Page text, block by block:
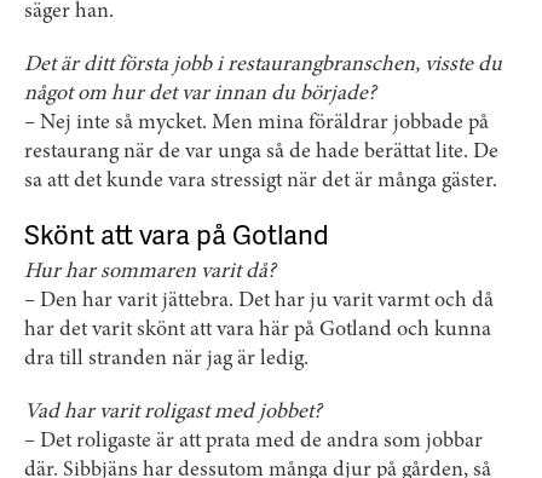
säger han.
Det är ditt första jobb i restaurangbranschen, visste du
något om hur det var innan du började?
– Nej inte så mycket. Men mina föräldrar jobbade på
restaurang när de var unga så de hade berättat lite. De
sa att det kunde vara stressigt när det är många gäster.
Skönt att vara på Gotland
Hur har sommaren varit då?
– Den har varit jättebra. Det har ju varit varmt och då
har det varit skönt att vara här på Gotland och kunna
dra till stranden när jag är ledig.
Vad har varit roligast med jobbet?
– Det roligaste är att prata med de andra som jobbar
där. Sibbjäns har dessutom många djur på gården, så